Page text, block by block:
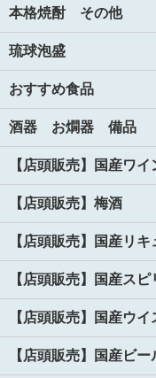
本格焼酎 その他
琉球泡盛
おすすめ食品
酒器 お燗器 備品
【店頭販売】国産ワイ
【店頭販売】梅酒
【店頭販売】国産リキ
【店頭販売】国産スピ
【店頭販売】国産ウイ
【店頭販売】国産ビー